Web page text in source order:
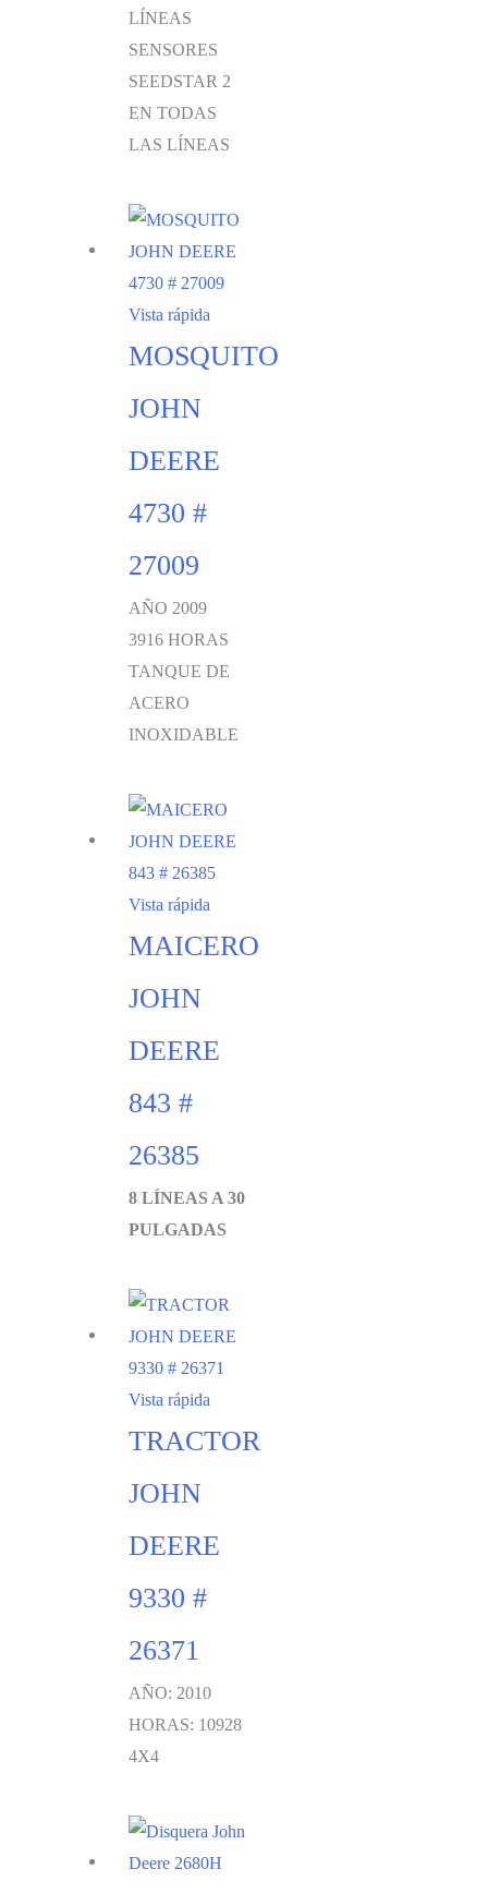
LÍNEAS
SENSORES
SEEDSTAR 2
EN TODAS
LAS LÍNEAS
Vista rápida
MOSQUITO
JOHN
DEERE
4730 #
27009
AÑO 2009
3916 HORAS
TANQUE DE
ACERO
INOXIDABLE
Vista rápida
MAICERO
JOHN
DEERE
843 #
26385
8 LÍNEAS A 30
PULGADAS
Vista rápida
TRACTOR
JOHN
DEERE
9330 #
26371
AÑO: 2010
HORAS: 10928
4X4